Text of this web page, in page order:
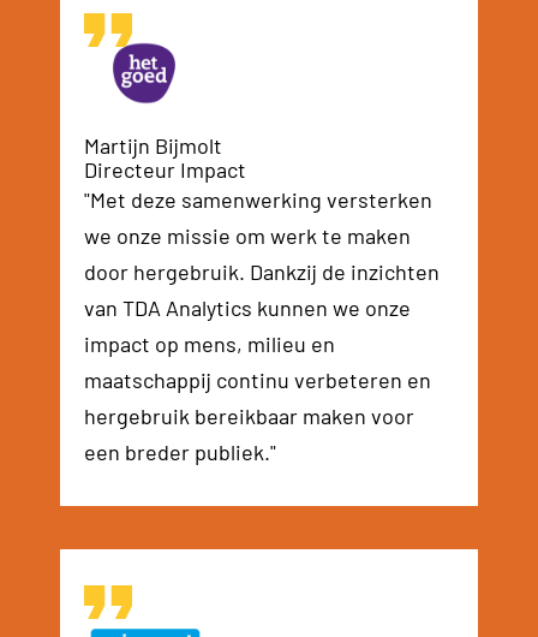
Martijn Bijmolt
Directeur Impact
"Met deze samenwerking versterken
we onze missie om werk te maken
door hergebruik. Dankzij de inzichten
van TDA Analytics kunnen we onze
impact op mens, milieu en
maatschappij continu verbeteren en
hergebruik bereikbaar maken voor
een breder publiek."